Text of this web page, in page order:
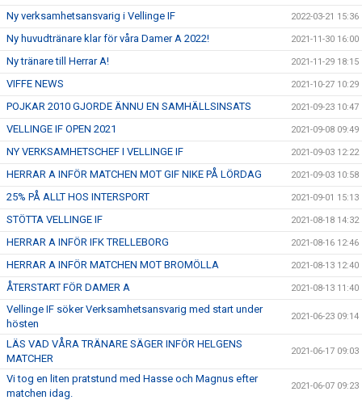
Ny verksamhetsansvarig i Vellinge IF 2022-03-21 15:36
Ny huvudtränare klar för våra Damer A 2022! 2021-11-30 16:00
Ny tränare till Herrar A! 2021-11-29 18:15
VIFFE NEWS 2021-10-27 10:29
POJKAR 2010 GJORDE ÄNNU EN SAMHÄLLSINSATS 2021-09-23 10:47
VELLINGE IF OPEN 2021 2021-09-08 09:49
NY VERKSAMHETSCHEF I VELLINGE IF 2021-09-03 12:22
HERRAR A INFÖR MATCHEN MOT GIF NIKE PÅ LÖRDAG 2021-09-03 10:58
25% PÅ ALLT HOS INTERSPORT 2021-09-01 15:13
STÖTTA VELLINGE IF 2021-08-18 14:32
HERRAR A INFÖR IFK TRELLEBORG 2021-08-16 12:46
HERRAR A INFÖR MATCHEN MOT BROMÖLLA 2021-08-13 12:40
ÅTERSTART FÖR DAMER A 2021-08-13 11:40
Vellinge IF söker Verksamhetsansvarig med start under
hösten
2021-06-23 09:14
LÄS VAD VÅRA TRÄNARE SÄGER INFÖR HELGENS
MATCHER
2021-06-17 09:03
Vi tog en liten pratstund med Hasse och Magnus efter
matchen idag.
2021-06-07 09:23